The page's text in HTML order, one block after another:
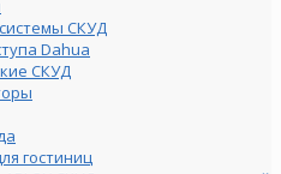
СКУД
Dahua
СКУД
гостиниц